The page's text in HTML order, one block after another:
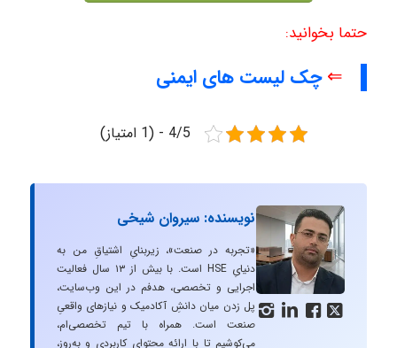
حتما بخوانید:
⇐چک لیست های ایمنی
4/5 - (1 امتیاز)
   
نویسنده: سیروان شیخی
«تجربه در صنعت»، زیربنایِ اشتیاقِ من به
دنیایِ HSE است. با بیش از ۱۳ سال فعالیت
اجرایی و تخصصی، هدفم در این وب‌سایت،
پل زدن میان دانشِ آکادمیک و نیازهای واقعیِ
صنعت است. همراه با تیم تخصصی‌ام،
می‌کوشیم تا با ارائه محتوای کاربردی و به‌روز،